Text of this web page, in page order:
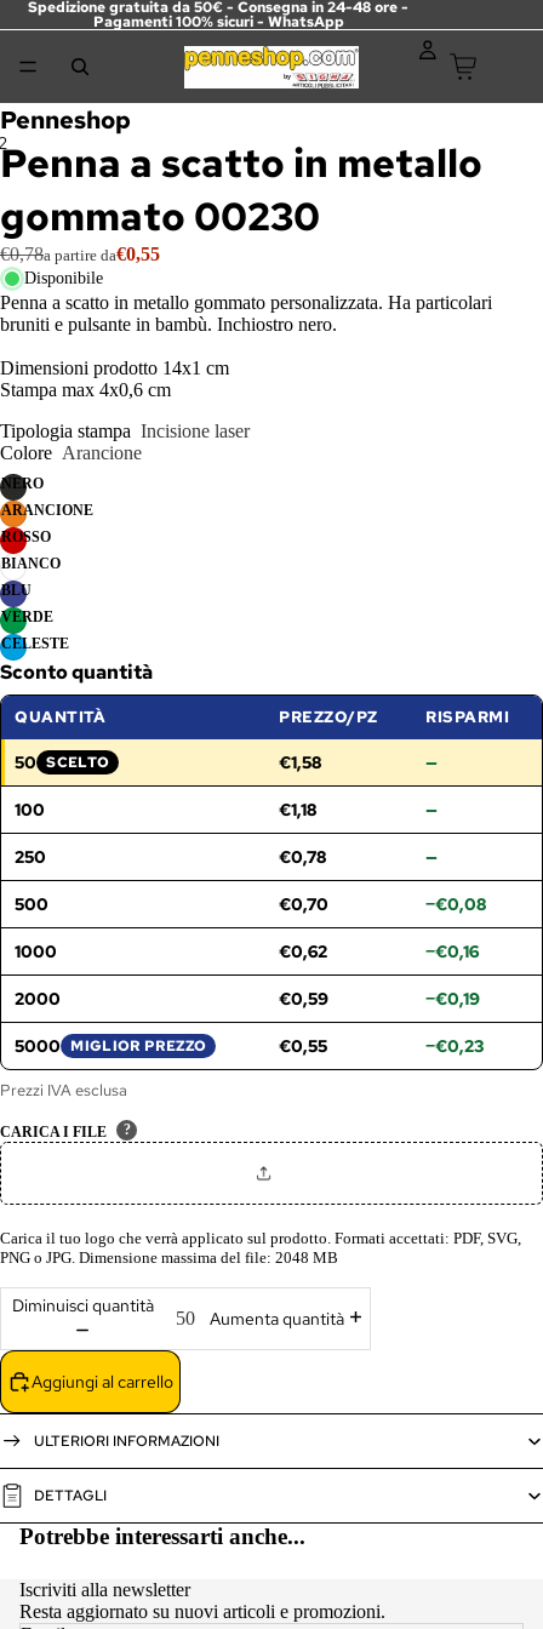
Spedizione gratuita da 50€ - Consegna in 24-48 ore -
Pagamenti 100% sicuri - WhatsApp
Penneshop
Penna a scatto in metallo
gommato 00230
€0,78a partire da€0,55
Disponibile
Penna a scatto in metallo gommato personalizzata. Ha particolari
bruniti e pulsante in bambù. Inchiostro nero.
Dimensioni prodotto 14x1 cm
Stampa max 4x0,6 cm
Colore Arancione
NERO
ARANCIONE
ROSSO
BIANCO
BLU
VERDE
CELESTE
Tipologia stampa Incisione laser
Sconto quantità
QUANTITÀ PREZZO/PZ RISPARMI
50 FASCIA SELEZIONATA:
SCELTO €1,58 —
100 €1,18 —
250 €0,78 —
500 €0,70 −€0,08
1000 €0,62 −€0,16
2000 €0,59 −€0,19
5000 MIGLIOR PREZZO €0,55 −€0,23
Prezzi IVA esclusa
CARICA I FILE ?
Carica il tuo logo che verrà applicato sul prodotto. Formati accettati: PDF, SVG,
PNG o JPG. Dimensione massima del file: 2048 MB
Diminuisci quantità
Aumenta quantità
Aggiungi al carrello
ULTERIORI INFORMAZIONI
DETTAGLI
Potrebbe interessarti anche...
Iscriviti alla newsletter
Resta aggiornato su nuovi articoli e promozioni.